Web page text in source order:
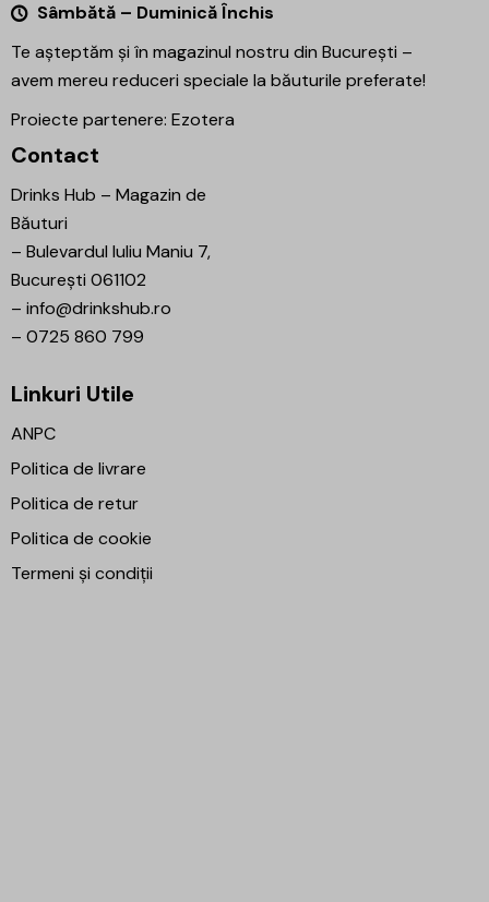
Sâmbătă – Duminică Închis
Te așteptăm și în magazinul nostru din București –
avem mereu reduceri speciale la băuturile preferate!
Proiecte partenere: Ezotera
Contact
Drinks Hub – Magazin de
Băuturi
– Bulevardul Iuliu Maniu 7,
București 061102
– info@drinkshub.ro
– 0725 860 799
Linkuri Utile
ANPC
Politica de livrare
Politica de retur
Politica de cookie
Termeni și condiții